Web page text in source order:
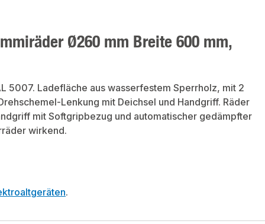
Ø260 mm Breite 600 mm,
5007. Ladefläche aus wasserfestem Sperrholz, mit 2
Lenkung mit Deichsel und Handgriff. Räder
mit Softgripbezug und automatischer gedämpfter
wirkend.
.